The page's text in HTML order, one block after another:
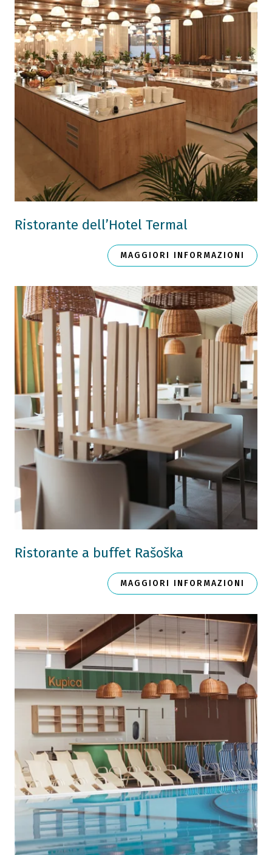
Ristorante dell’Hotel Termal
MAGGIORI INFORMAZIONI
Ristorante a buffet Rašoška
MAGGIORI INFORMAZIONI